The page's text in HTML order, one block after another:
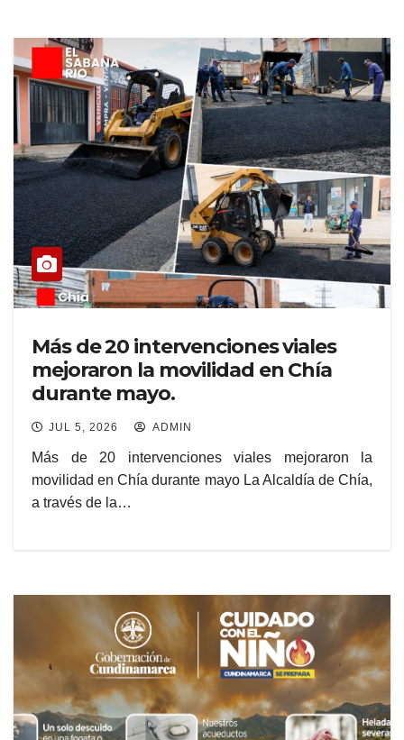
Más de 20 intervenciones viales
mejoraron la movilidad en Chía
durante mayo.
JUL 5, 2026 ADMIN
Más de 20 intervenciones viales mejoraron la
movilidad en Chía durante mayo La Alcaldía de Chía,
a través de la…